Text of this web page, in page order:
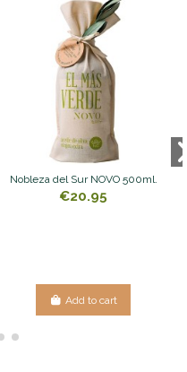
Nobleza del Sur NOVO 500ml.
€20.95
Add to cart